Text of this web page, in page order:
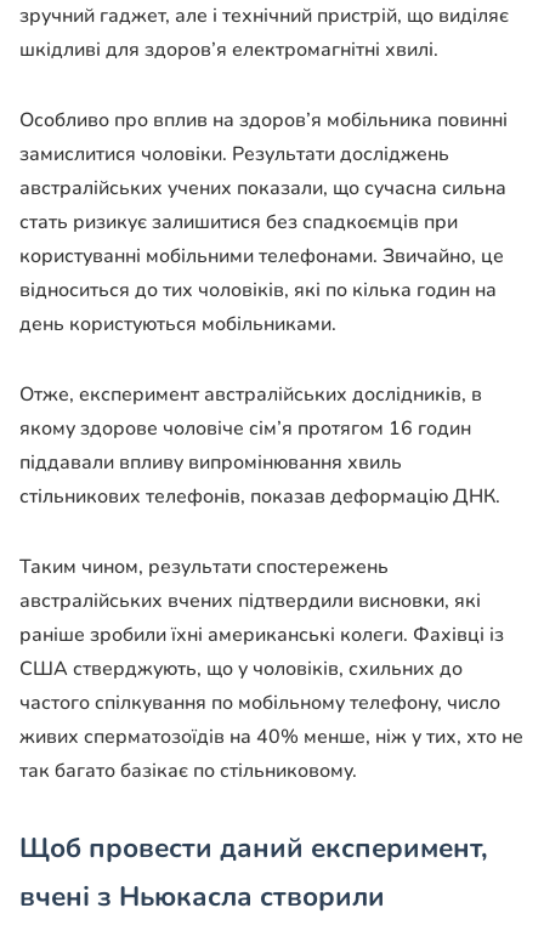
зручний гаджет, але і технічний пристрій, що виділяє
шкідливі для здоров’я електромагнітні хвилі.
Особливо про вплив на здоров’я мобільника повинні
замислитися чоловіки. Результати досліджень
австралійських учених показали, що сучасна сильна
стать ризикує залишитися без спадкоємців при
користуванні мобільними телефонами. Звичайно, це
відноситься до тих чоловіків, які по кілька годин на
день користуються мобільниками.
Отже, експеримент австралійських дослідників, в
якому здорове чоловіче сім’я протягом 16 годин
піддавали впливу випромінювання хвиль
стільникових телефонів, показав деформацію ДНК.
Таким чином, результати спостережень
австралійських вчених підтвердили висновки, які
раніше зробили їхні американські колеги. Фахівці із
США стверджують, що у чоловіків, схильних до
частого спілкування по мобільному телефону, число
живих сперматозоїдів на 40% менше, ніж у тих, хто не
так багато базікає по стільниковому.
Щоб провести даний експеримент,
вчені з Ньюкасла створили